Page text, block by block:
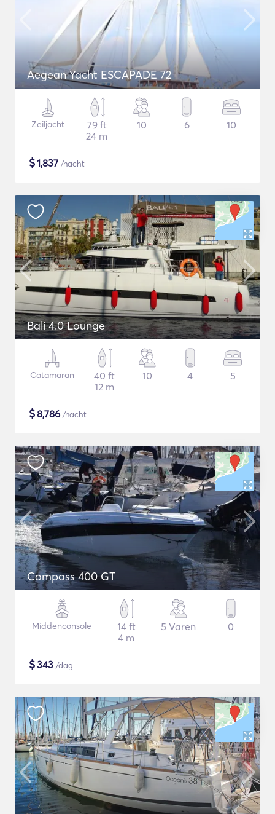
Aegean Yacht ESCAPADE 72
Zeiljacht
79 ft
24 m
10 6 10
$1,837 /nacht
Bali 4.0 Lounge
Catamaran
40 ft
12 m
10 4 5
$8,786 /nacht
Compass 400 GT
Middenconsole
14 ft
4 m
5 Varen 0
$343 /dag